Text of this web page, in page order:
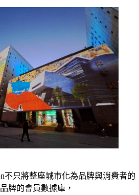
不只將整座城市化為品牌與消費者的
牌的會員數據庫，